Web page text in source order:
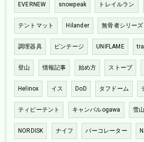
EVERNEW snowpeak トレイルラン
テントマット Hilander 無骨者シリーズ
調理器具 ビンテージ UNIFLAME
登山 情報記事 始め方 ストーブ
Helinox イス DoD タフドーム
ティピーテント キャンパルogawa 雪山
NORDISK ナイフ パーコレーター